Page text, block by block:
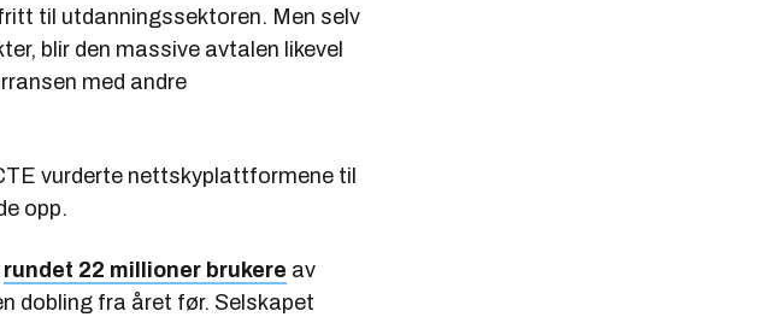
til utdanningssektoren. Men selv
blir den massive avtalen likevel
med andre
vurderte nettskyplattformene til
opp.
rundet 22 millioner brukere av
dobling fra året før. Selskapet